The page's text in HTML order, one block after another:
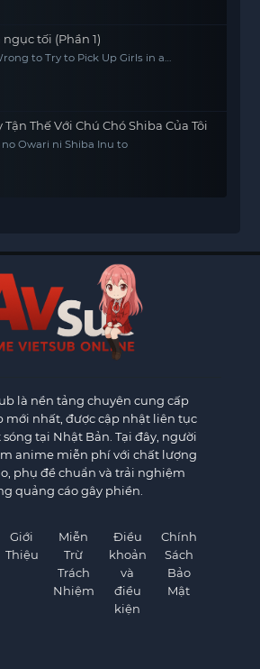
tối (Phần 1)
to Try to Pick Up Girls in a
Tận Thế Với Chú Chó Shiba Của Tôi
no Owari ni Shiba Inu to
là nền tảng chuyên cung cấp
mới nhất, được cập nhật liên tục
tại Nhật Bản. Tại đây, người
anime miễn phí với chất lượng
phụ đề chuẩn và trải nghiệm
quảng cáo gây phiền.
Giới
Thiệu
Miễn
Trừ
Trách
Nhiệm
Điều
khoản
và
điều
kiện
Chính
Sách
Bảo
Mật